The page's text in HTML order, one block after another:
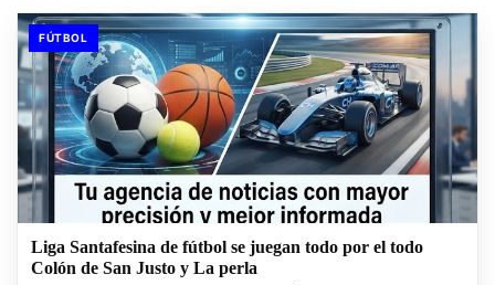
FÚTBOL
Liga Santafesina de fútbol se juegan todo por el todo
Colón de San Justo y La perla